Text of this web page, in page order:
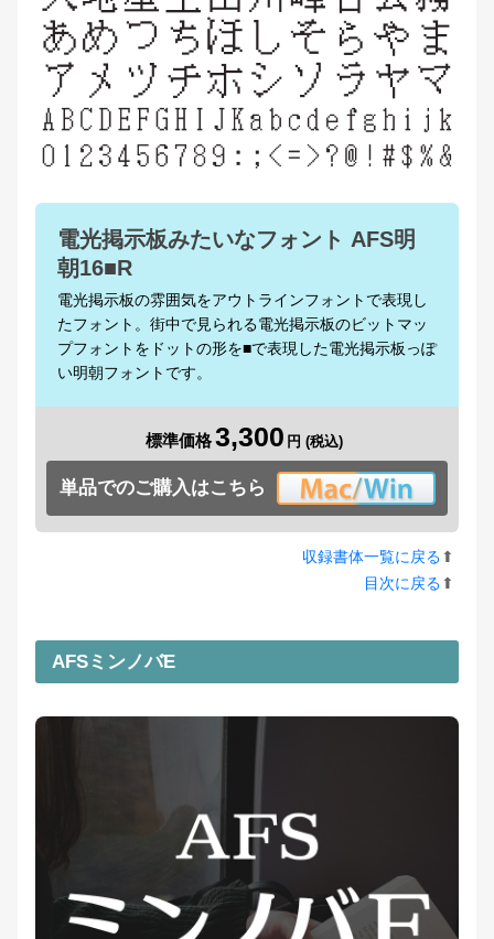
電光掲示板みたいなフォント AFS明
朝16■R
電光掲示板の雰囲気をアウトラインフォントで表現し
たフォント。街中で見られる電光掲示板のビットマッ
プフォントをドットの形を■で表現した電光掲示板っぽ
い明朝フォントです。
標準価格 3,300
単品でのご購入はこちら
収録書体一覧に戻る⬆︎
目次に戻る⬆︎
AFSミンノバE